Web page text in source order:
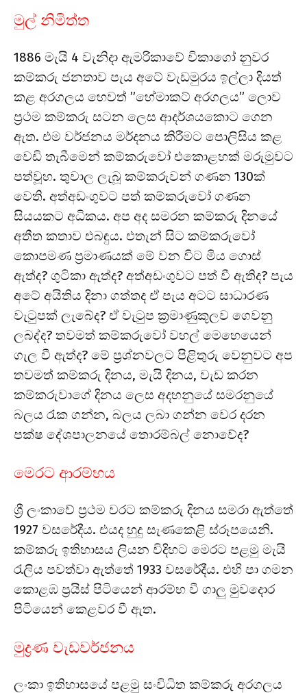
මුල් නිමිත්ත
1886 මැයි 4 වැනිදා ඇමරිකාවේ චිකාගෝ නුවර
කම්කරු ජනතාව පැය අටේ වැඩමුරය ඉල්ලා දියත්
කළ අරගලය හෙවත් ”හේමාකට් අරගලය” ලොව
ප්‍රථම කම්කරු සටන ලෙස ආදර්ශයකොට ගෙන
ඇත. එම වර්ජනය මර්දනය කිරීමට පොලිසිය කළ
වෙඩි තැබීමෙන් කම්කරුවෝ එකොළහක් මරුමුවට
පත්වූහ. තුවාල ලැබූ කම්කරුවන් ගණන 130ක්
වෙති. අත්අඩංගුවට පත් කම්කරුවෝ ගණන
සියයකට අධිකය. අප අද සමරන කම්කරු දිනයේ
අතීත කතාව එබඳුය. එතැන් සිට කම්කරුවෝ
කොපමණ ප්‍රමාණයක් මේ වන විට මිය ගොස්
ඇත්ද? ගුටිකා ඇත්ද? අත්අඩංගුවට පත් වී ඇතිද? පැය
අටේ අයිතිය දිනා ගත්තද ඒ පැය අටට සාධාරණ
වැටුපක් ලැබේද? ඒ වැටුප ක්‍රමාණුකූලව ගෙවනු
ලබද්ද? තවමත් කම්කරුවෝ වහල් මෙහෙයෙන්
ගැල වී ඇත්ද? මේ ප්‍රශ්නවලට පිළිතුරු වෙනුවට අප
තවමත් කම්කරු දිනය, මැයි දිනය, වැඩ කරන
කම්කරුවාගේ දිනය ලෙස අදහනුයේ සමරනුයේ
බලය රැක ගන්න, බලය ලබා ගන්න වෙර දරන
පක්ෂ දේශපාලනයේ තොරම්බල් නොවේද?
මෙරට ආරම්භය
ශ්‍රී ලංකාවේ ප්‍රථම වරට කම්කරු දිනය සමරා ඇත්තේ
1927 වසරේදීය. එයද හුදු සැණකෙළි ස්රූපයෙනි.
කම්කරු ඉතිහාසය ලියන විදිහට මෙරට පළමු මැයි
රැලිය පවත්වා ඇත්තේ 1933 වසරේදීය. එහි පා ගමන
කොළඹ ප්‍රයිස් පිටියෙන් ආරම්භ වී ගාලු මුවදොර
පිටියෙන් කෙළවර වී ඇත.
මුද්‍රණ වැඩවර්ජනය
ලංකා ඉතිහාසයේ පළමු සංවිධිත කම්කරු අරගලය